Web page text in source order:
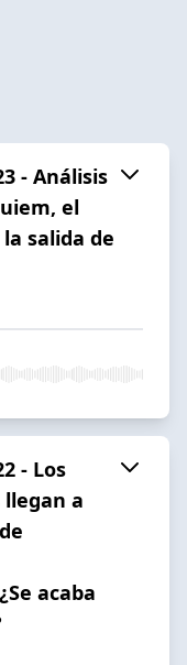
- Análisis
el
salida de
- Los
llegan a
acaba